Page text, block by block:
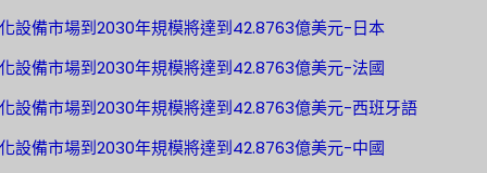
設備市場到2030年規模將達到42.8763億美元-日本
設備市場到2030年規模將達到42.8763億美元-法國
設備市場到2030年規模將達到42.8763億美元-西班牙語
設備市場到2030年規模將達到42.8763億美元-中國